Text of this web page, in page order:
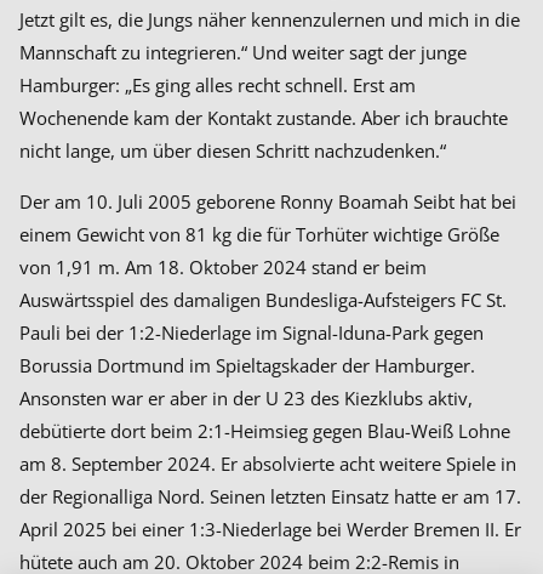
Jetzt gilt es, die Jungs näher kennenzulernen und mich in die
Mannschaft zu integrieren.“ Und weiter sagt der junge
Hamburger: „Es ging alles recht schnell. Erst am
Wochenende kam der Kontakt zustande. Aber ich brauchte
nicht lange, um über diesen Schritt nachzudenken.“
Der am 10. Juli 2005 geborene Ronny Boamah Seibt hat bei
einem Gewicht von 81 kg die für Torhüter wichtige Größe
von 1,91 m. Am 18. Oktober 2024 stand er beim
Auswärtsspiel des damaligen Bundesliga-Aufsteigers FC St.
Pauli bei der 1:2-Niederlage im Signal-Iduna-Park gegen
Borussia Dortmund im Spieltagskader der Hamburger.
Ansonsten war er aber in der U 23 des Kiezklubs aktiv,
debütierte dort beim 2:1-Heimsieg gegen Blau-Weiß Lohne
am 8. September 2024. Er absolvierte acht weitere Spiele in
der Regionalliga Nord. Seinen letzten Einsatz hatte er am 17.
April 2025 bei einer 1:3-Niederlage bei Werder Bremen II. Er
hütete auch am 20. Oktober 2024 beim 2:2-Remis in